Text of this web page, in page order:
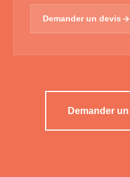
Demander un devis
Demander